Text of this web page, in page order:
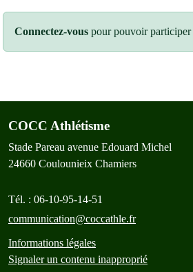
Connectez-vous pour pouvoir participer
COCC Athlétisme
Stade Pareau avenue Edouard Michel
24660 Coulounieix Chamiers
Tél. : 06-10-95-14-51
communication@coccathle.fr
Informations légales
Signaler un contenu inapproprié